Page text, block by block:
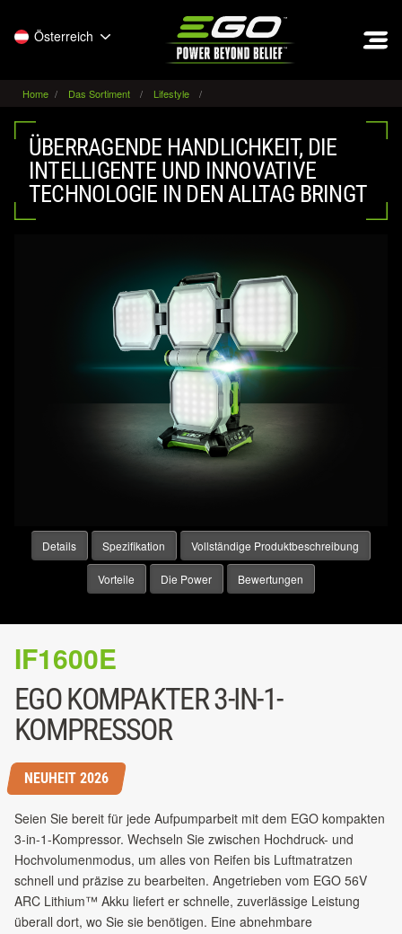
Österreich
Home Das Sortiment Lifestyle
ÜBERRAGENDE HANDLICHKEIT, DIE
INTELLIGENTE UND INNOVATIVE
TECHNOLOGIE IN DEN ALLTAG BRINGT
Details Spezifikation Vollständige Produktbeschreibung
Vorteile Die Power Bewertungen
IF1600E
EGO KOMPAKTER 3-IN-1-
KOMPRESSOR
NEUHEIT 2026
Seien Sie bereit für jede Aufpumparbeit mit dem EGO kompakten
3-in-1-Kompressor. Wechseln Sie zwischen Hochdruck- und
Hochvolumenmodus, um alles von Reifen bis Luftmatratzen
schnell und präzise zu bearbeiten. Angetrieben vom EGO 56V
ARC Lithium™ Akku liefert er schnelle, zuverlässige Leistung
überall dort, wo Sie sie benötigen. Eine abnehmbare